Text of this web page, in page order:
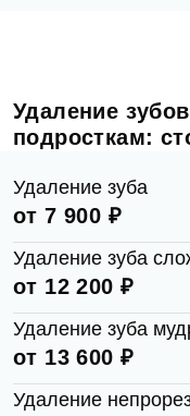
Удаление
подросткам:
Удаление зуба
от 7 900 ₽
Удаление зуба
от 12 200 ₽
Удаление зуба
от 13 600 ₽
Удаление